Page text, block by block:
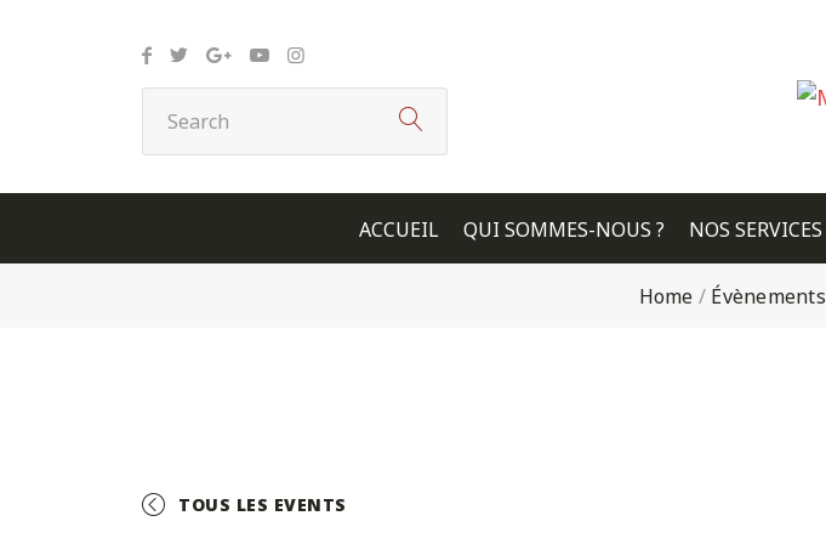
ACCUEIL QUI SOMMES-NOUS ? NOS SERVICES
Home / Évènements
TOUS LES EVENTS